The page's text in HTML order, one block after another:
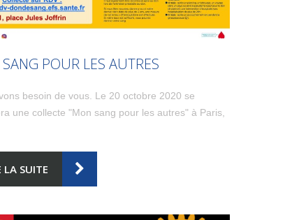
POUR LES AUTRES
besoin de vous. Le 20 octobre 2020 se
une collecte "Mon sang pour les autres" à Paris,
LA SUITE